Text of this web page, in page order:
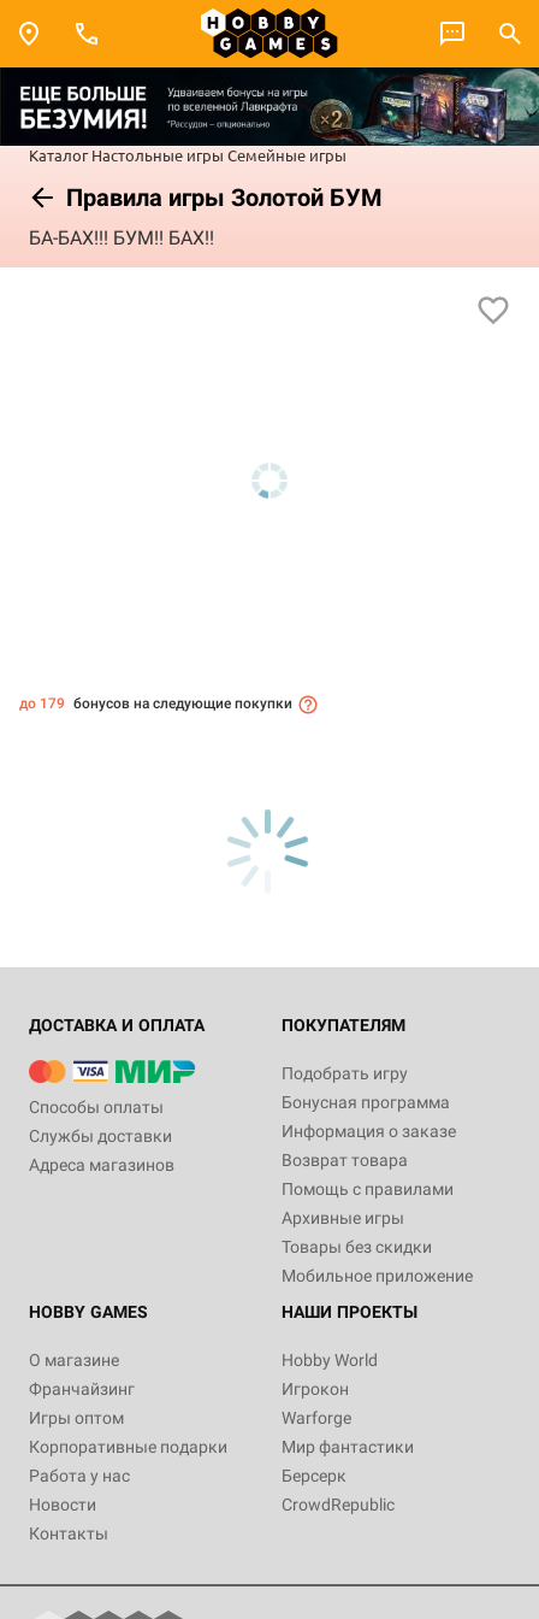
Каталог Настольные игры Семейные игры
Правила игры Золотой БУМ
БА-БАХ!!! БУМ!! БАХ!!
до 179 бонусов на следующие покупки
ДОСТАВКА И ОПЛАТА
Способы оплаты
Службы доставки
Адреса магазинов
ПОКУПАТЕЛЯМ
Подобрать игру
Бонусная программа
Информация о заказе
Возврат товара
Помощь с правилами
Архивные игры
Товары без скидки
Мобильное приложение
HOBBY GAMES
О магазине
Франчайзинг
Игры оптом
Корпоративные подарки
Работа у нас
Новости
Контакты
НАШИ ПРОЕКТЫ
Hobby World
Игрокон
Warforge
Мир фантастики
Берсерк
CrowdRepublic